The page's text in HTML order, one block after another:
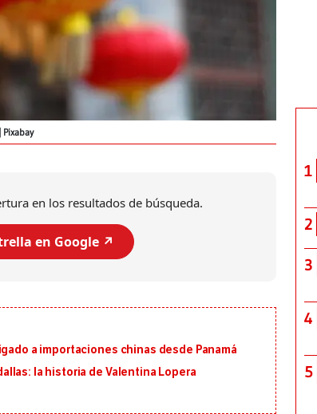
Pixabay
en los resultados de búsqueda.
en Google ↗️
a importaciones chinas desde Panamá
la historia de Valentina Lopera
1
2
3
4
5